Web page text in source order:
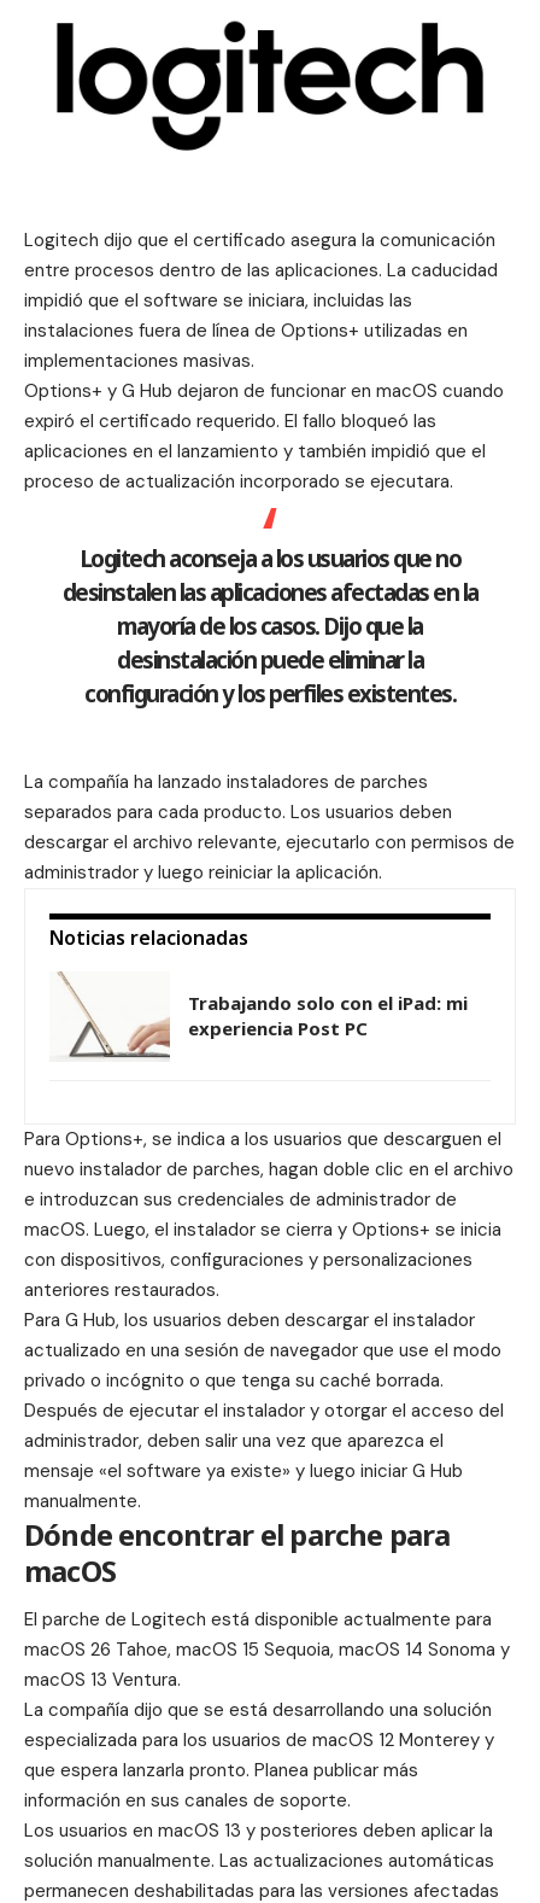
Logitech dijo que el certificado asegura la comunicación
entre procesos dentro de las aplicaciones. La caducidad
impidió que el software se iniciara, incluidas las
instalaciones fuera de línea de Options+ utilizadas en
implementaciones masivas.
Options+ y G Hub dejaron de funcionar en macOS cuando
expiró el certificado requerido. El fallo bloqueó las
aplicaciones en el lanzamiento y también impidió que el
proceso de actualización incorporado se ejecutara.
Logitech aconseja a los usuarios que no
desinstalen las aplicaciones afectadas en la
mayoría de los casos. Dijo que la
desinstalación puede eliminar la
configuración y los perfiles existentes.
La compañía ha lanzado instaladores de parches
separados para cada producto. Los usuarios deben
descargar el archivo relevante, ejecutarlo con permisos de
administrador y luego reiniciar la aplicación.
Noticias relacionadas
Trabajando solo con el iPad: mi
experiencia Post PC
Para Options+, se indica a los usuarios que descarguen el
nuevo instalador de parches, hagan doble clic en el archivo
e introduzcan sus credenciales de administrador de
macOS. Luego, el instalador se cierra y Options+ se inicia
con dispositivos, configuraciones y personalizaciones
anteriores restaurados.
Para G Hub, los usuarios deben descargar el instalador
actualizado en una sesión de navegador que use el modo
privado o incógnito o que tenga su caché borrada.
Después de ejecutar el instalador y otorgar el acceso del
administrador, deben salir una vez que aparezca el
mensaje «el software ya existe» y luego iniciar G Hub
manualmente.
Dónde encontrar el parche para
macOS
El parche de Logitech está disponible actualmente para
macOS 26 Tahoe, macOS 15 Sequoia, macOS 14 Sonoma y
macOS 13 Ventura.
La compañía dijo que se está desarrollando una solución
especializada para los usuarios de macOS 12 Monterey y
que espera lanzarla pronto. Planea publicar más
información en sus canales de soporte.
Los usuarios en macOS 13 y posteriores deben aplicar la
solución manualmente. Las actualizaciones automáticas
permanecen deshabilitadas para las versiones afectadas